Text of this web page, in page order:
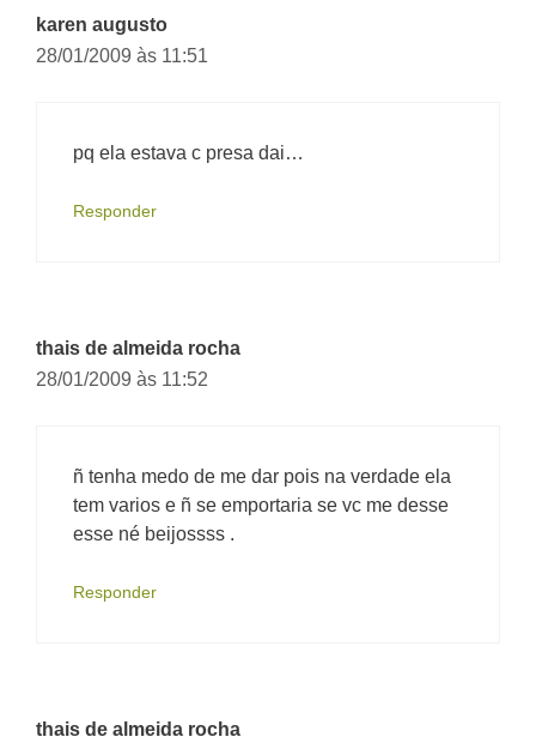
karen augusto
28/01/2009 às 11:51
pq ela estava c presa dai…
Responder
thais de almeida rocha
28/01/2009 às 11:52
ñ tenha medo de me dar pois na verdade ela
tem varios e ñ se emportaria se vc me desse
esse né beijossss .
Responder
thais de almeida rocha